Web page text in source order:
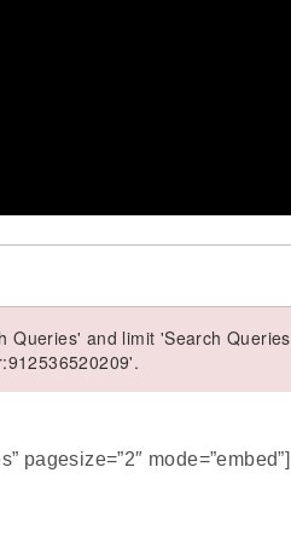
Queries' and limit 'Search Queries
pagesize=”2″ mode=”embed”]